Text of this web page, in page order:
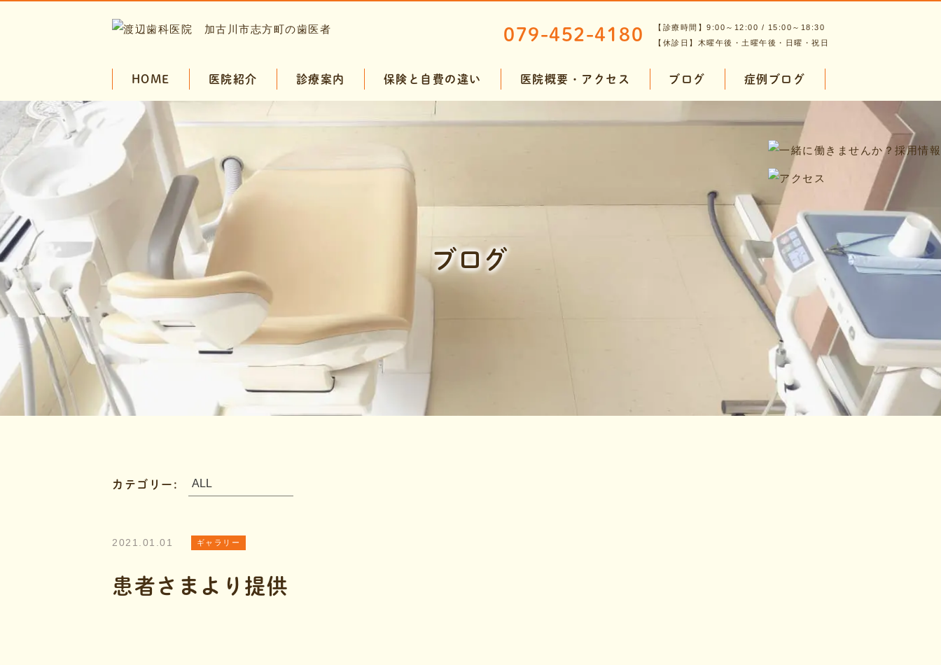
079-452-4180
【診療時間】9:00～12:00 / 15:00～18:30
【休診日】木曜午後・土曜午後・日曜・祝日
HOME 医院紹介
コンセプト
院長・スタッフ紹介
診療案内
予防・メインテナンス
保険と自費の違い 医院概要・アクセス ブログ 症例ブログ
ブログ
カテゴリー:
2021.01.01 ギャラリー
患者さまより提供